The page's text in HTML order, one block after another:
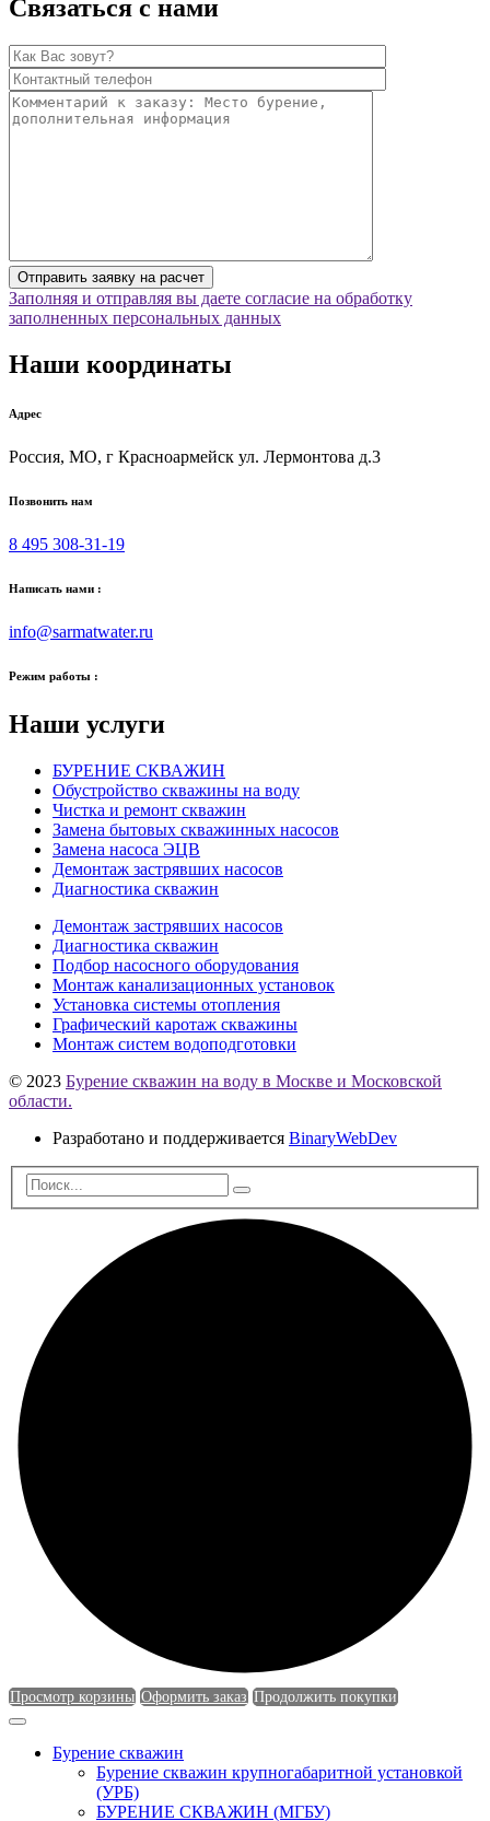
Связаться с нами
Заполняя и отправляя вы даете согласие на обработку
заполненных персональных данных
Наши координаты
Адрес
Россия, МО, г Красноармейск ул. Лермонтова д.3
Позвонить нам
8 495 308-31-19
Написать нами :
info@sarmatwater.ru
Режим работы :
Наши услуги
БУРЕНИЕ СКВАЖИН
Обустройство скважины на воду
Чистка и ремонт скважин
Замена бытовых скважинных насосов
Замена насоса ЭЦВ
Демонтаж застрявших насосов
Диагностика скважин
Демонтаж застрявших насосов
Диагностика скважин
Подбор насосного оборудования
Монтаж канализационных установок
Установка системы отопления
Графический каротаж скважины
Монтаж систем водоподготовки
© 2023 Бурение скважин на воду в Москве и Московской
области.
Разработано и поддерживается BinaryWebDev
Просмотр корзины Оформить заказ Продолжить покупки
Бурение скважин
Бурение скважин крупногабаритной установкой
(УРБ)
БУРЕНИЕ СКВАЖИН (МГБУ)